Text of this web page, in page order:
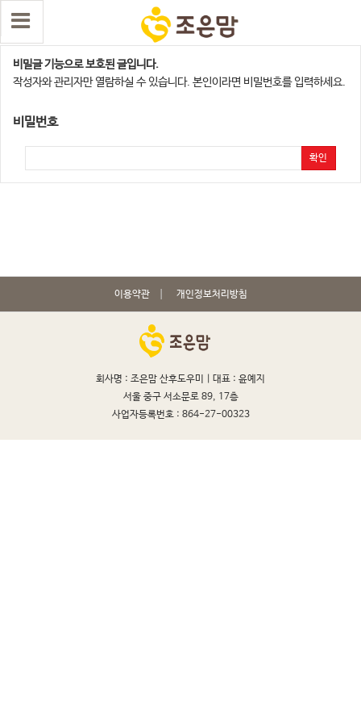
천안지사
비밀글 기능으로 보호된 글입니다.
작성자와 관리자만 열람하실 수 있습니다. 본인이라면 비밀번호를 입력하세요.
비밀번호
확인
이용약관 개인정보처리방침
회사명 : 조은맘 산후도우미 | 대표 : 윤예지
서울 중구 서소문로 89, 17층
사업자등록번호 : 864-27-00323